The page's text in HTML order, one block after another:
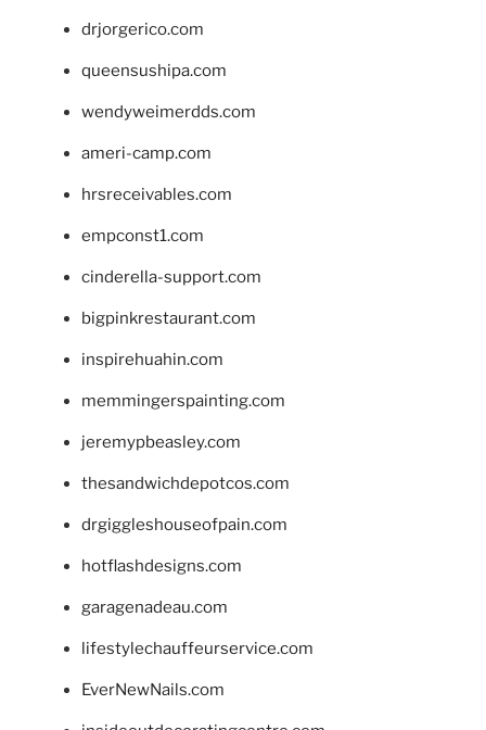
drjorgerico.com
queensushipa.com
wendyweimerdds.com
ameri-camp.com
hrsreceivables.com
empconst1.com
cinderella-support.com
bigpinkrestaurant.com
inspirehuahin.com
memmingerspainting.com
jeremypbeasley.com
thesandwichdepotcos.com
drgiggleshouseofpain.com
hotflashdesigns.com
garagenadeau.com
lifestylechauffeurservice.com
EverNewNails.com